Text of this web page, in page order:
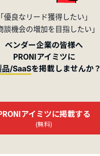
「優良なリード獲得したい」
談機会の増加を目指したい」
ベンダー企業の皆様へ
PRONIアイミツに
品/SaaSを掲載しませんか？
アイミツに掲載する
(無料)